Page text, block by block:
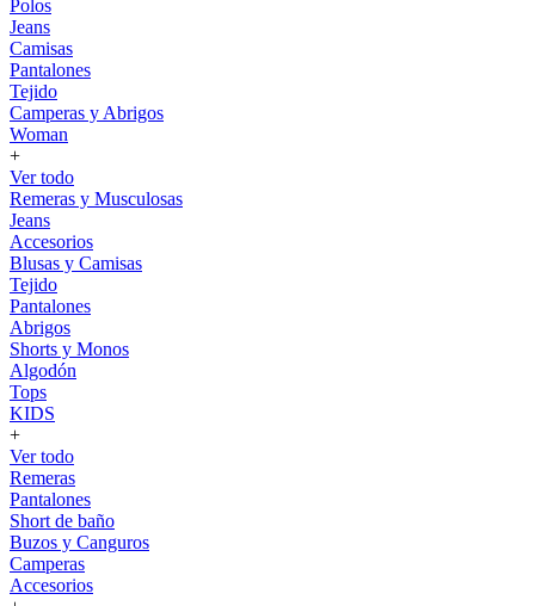
Polos
Jeans
Camisas
Pantalones
Tejido
Camperas y Abrigos
Woman
+
Ver todo
Remeras y Musculosas
Jeans
Accesorios
Blusas y Camisas
Tejido
Pantalones
Abrigos
Shorts y Monos
Algodón
Tops
KIDS
+
Ver todo
Remeras
Pantalones
Short de baño
Buzos y Canguros
Camperas
Accesorios